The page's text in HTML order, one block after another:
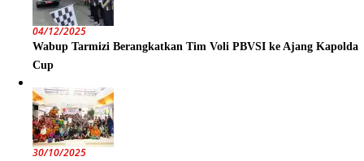
04/12/2025
Wabup Tarmizi Berangkatkan Tim Voli PBVSI ke Ajang Kapolda
Cup
30/10/2025